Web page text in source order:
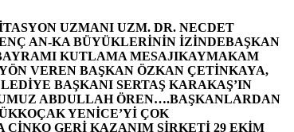
UZMANI UZM. DR. NECDET
AN-KA BÜYÜKLERİNİN İZİNDEBAŞKAN
KUTLAMA MESAJIKAYMAKAM
VEREN BAŞKAN ÖZKAN ÇETİNKAYA,
BAŞKANI SERTAŞ KARAKAŞ’IN
ABDULLAH ÖREN….BAŞKANLARDAN
YENİCE’Yİ ÇOK
ÇİNKO GERİ KAZANIM ŞİRKETİ 29 EKİM